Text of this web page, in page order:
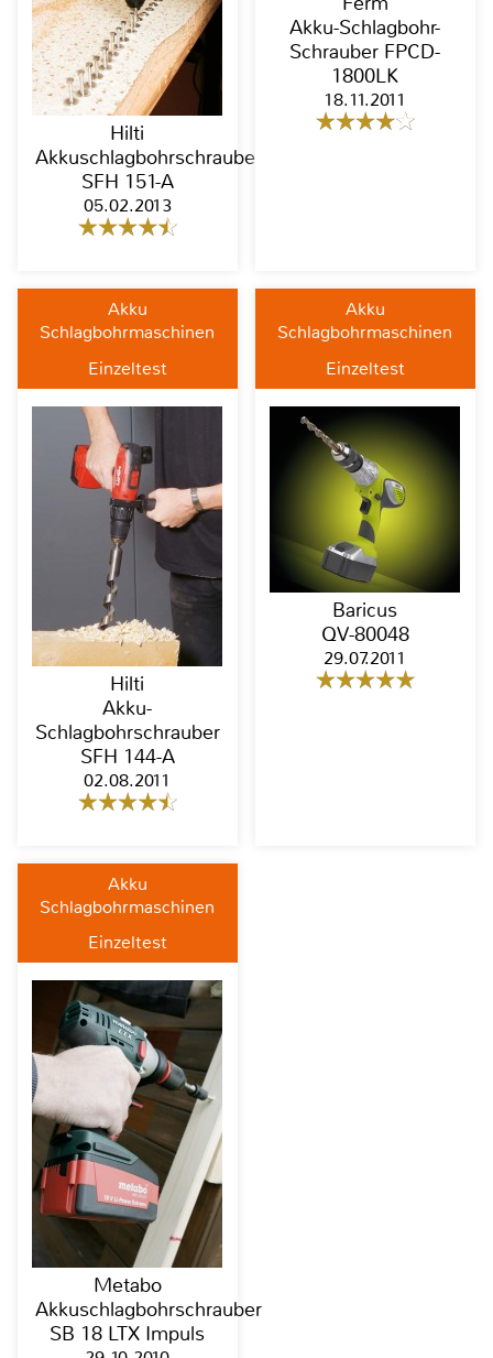
Hilti
Akkuschlagbohrschrauber
SFH 151-A
05.02.2013
Akku-Schlagbohr-
Schrauber FPCD-
1800LK
18.11.2011
Akku
Schlagbohrmaschinen
Einzeltest
Hilti
Akku-
Schlagbohrschrauber
SFH 144-A
02.08.2011
Akku
Schlagbohrmaschinen
Einzeltest
Baricus
QV-80048
29.07.2011
Akku
Schlagbohrmaschinen
Einzeltest
Metabo
Akkuschlagbohrschrauber
SB 18 LTX Impuls